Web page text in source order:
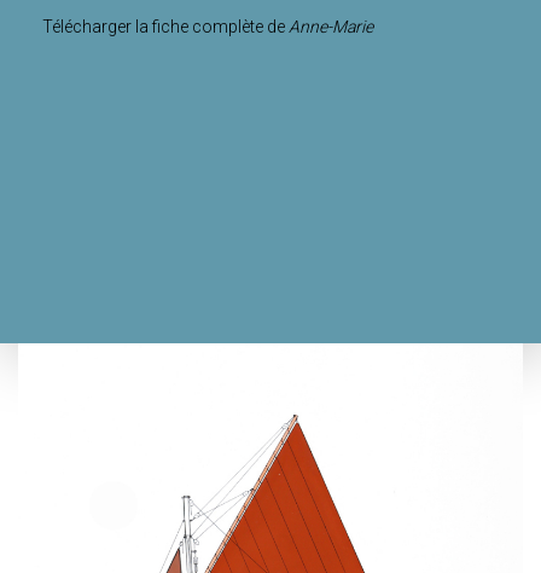
Télécharger la fiche complète de Anne-Marie